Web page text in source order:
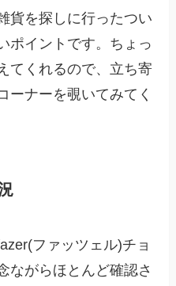
貨を探しに行ったつい
ポイントです。ちょっ
てくれるので、立ち寄
ーナーを覗いてみてく
ファッツェル)チョ
ながらほとんど確認さ